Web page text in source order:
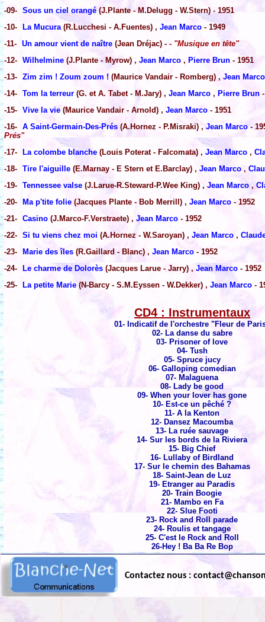
-09- Sous un ciel orangé (J.Plante - M.Delugg - W.Stern) - 1951
-10-
La Mucura (R.Lucchesi - A.Fuentes) , Jean Marco - 1949
-11- Un amour vient de naître (Jean Dréjac) - - "Musique en tête"
-12- Wilhelmine (J.Plante - Myrow) , Jean Marco , Pierre Brun - 1951
-13- Zim zim ! Zoum zoum ! (Maurice Vandair - Romberg) , Jean Marco
-14- Tom la terreur (G. et A. Tabet - M.Jary) , Jean Marco , Pierre Brun -
-15- Vive la vie (Maurice Vandair - Arnold) , Jean Marco - 1951
-16- A Saint-Germain-Des-Prés (A.Hornez - P.Misraki) , Jean Marco -
Prés"
-17-
La colombe blanche (Louis Poterat - Falcomata) , Jean Marco ,
-18- Tire l'aiguille (E.Marnay - E Stern et E.Barclay) , Jean Marco ,
-19- Tennessee valse (J.Larue-R.Steward-P.Wee King) , Jean Marco ,
-20-
Ma p'tite folie (Jacques Plante - Bob Merrill) , Jean Marco - 1952
-21- Casino (J.Marco-F.Verstraete) , Jean Marco - 1952
-22- Si tu viens chez moi (A.Hornez - W.Saroyan) , Jean Marco ,
-23-
Marie des îles (R.Gaillard - Blanc) , Jean Marco - 1952
-24-
Le charme de Dolorès (Jacques Larue - Jarry) , Jean Marco - 1952
-25-
La petite Marie (N-Barcy - S.M.Eyssen - W.Dekker) , Jean Marco -
CD4 : Instrumentaux
01- Indicatif de l'orchestre "Fleur de
02- La danse du sabre
03- Prisoner of love
04- Tush
05- Spruce jucy
06- Galloping comedian
07- Malaguena
08- Lady be good
09- When your lover has gone
10- Est-ce un pêché ?
11- A la Kenton
12- Dansez Macoumba
13- La ruée sauvage
14- Sur les bords de la Riviera
15- Big Chief
16- Lullaby of Birdland
17- Sur le chemin des Bahamas
18- Saint-Jean de Luz
19- Etranger au Paradis
20- Train Boogie
21- Mambo en Fa
22- Slue Footi
23- Rock and Roll parade
24- Roulis et tangage
25- C'est le Rock and Roll
26-Hey ! Ba Ba Re Bop
Contactez nous :